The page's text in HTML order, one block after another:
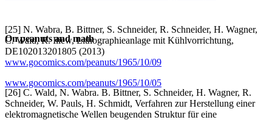
On peanuts and math
www.gocomics.com/peanuts/1965/10/09
www.gocomics.com/peanuts/1965/10/05
[25] N. Wabra, B. Bittner, S. Schneider, R. Schneider, H. Wagner,
C. Wald, R. Iliew, Lithographieanlage mit Kühlvorrichtung,
DE102013201805 (2013)
[26] C. Wald, N. Wabra. B. Bittner, S. Schneider, H. Wagner, R.
Schneider, W. Pauls, H. Schmidt, Verfahren zur Herstellung einer
elektromagnetische Wellen beugenden Struktur für eine